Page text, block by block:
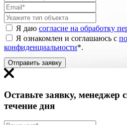
Я даю согласие на обработку
Я ознакомлен и соглашаюсь с
конфиденциальности*.
Отправить заявку
Оставьте заявку, менеджер
течение дня